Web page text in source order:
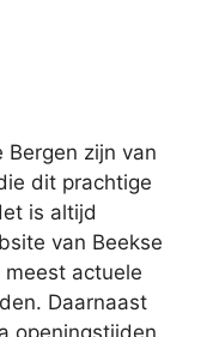
Bergen zijn van
dit prachtige
is altijd
van Beekse
actuele
Daarnaast
openingstijden